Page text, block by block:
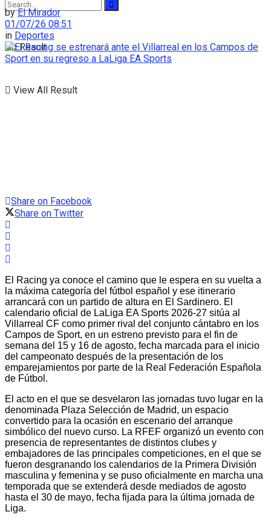
No Result
View All Result
by El Mirador
01/07/26 08:51
in Deportes
Share on Facebook
Share on Twitter
El Racing ya conoce el camino que le espera en su vuelta a
la máxima categoría del fútbol español y ese itinerario
arrancará con un partido de altura en El Sardinero. El
calendario oficial de LaLiga EA Sports 2026-27 sitúa al
Villarreal CF como primer rival del conjunto cántabro en los
Campos de Sport, en un estreno previsto para el fin de
semana del 15 y 16 de agosto, fecha marcada para el inicio
del campeonato después de la presentación de los
emparejamientos por parte de la Real Federación Española
de Fútbol.
El acto en el que se desvelaron las jornadas tuvo lugar en la
denominada Plaza Selección de Madrid, un espacio
convertido para la ocasión en escenario del arranque
simbólico del nuevo curso. La RFEF organizó un evento con
presencia de representantes de distintos clubes y
embajadores de las principales competiciones, en el que se
fueron desgranando los calendarios de la Primera División
masculina y femenina y se puso oficialmente en marcha una
temporada que se extenderá desde mediados de agosto
hasta el 30 de mayo, fecha fijada para la última jornada de
Liga.